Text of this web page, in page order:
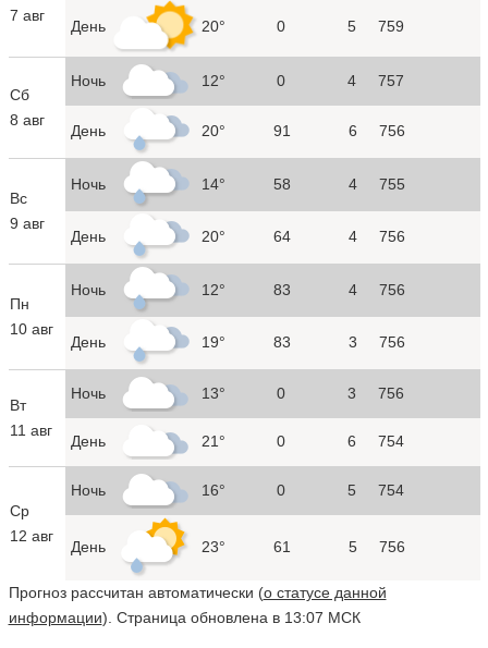
7 авг
День 20° 0 5 759
Сб
8 авг
Ночь 12° 0 4 757
День 20° 91 6 756
Вс
9 авг
Ночь 14° 58 4 755
День 20° 64 4 756
Пн
10 авг
Ночь 12° 83 4 756
День 19° 83 3 756
Вт
11 авг
Ночь 13° 0 3 756
День 21° 0 6 754
Ср
12 авг
Ночь 16° 0 5 754
День 23° 61 5 756
Прогноз рассчитан автоматически (о статусе данной
информации). Страница обновлена в 13:07 МСК